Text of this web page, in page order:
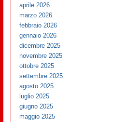
aprile 2026
marzo 2026
febbraio 2026
gennaio 2026
dicembre 2025
novembre 2025
ottobre 2025
settembre 2025
agosto 2025
luglio 2025
giugno 2025
maggio 2025